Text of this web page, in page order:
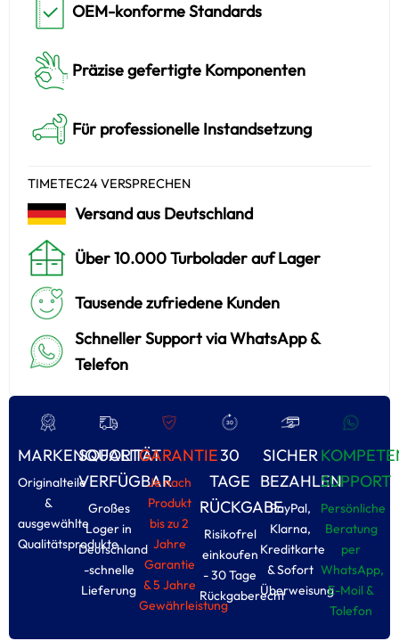
OEM-konforme Standards
Präzise gefertigte Komponenten
Für professionelle Instandsetzung
TIMETEC24 VERSPRECHEN
Versand aus Deutschland
Über 10.000 Turbolader auf Lager
Tausende zufriedene Kunden
Schneller Support via WhatsApp &
Telefon
MARKENQUALITÄT
Originalteile
&
ausgewählte
Qualitätsprodukte
SOFORT
VERFÜGBAR
Großes
Loger in
Deutschland
-schnelle
Lieferung
GARANTIE
Je nach
Produkt
bis zu 2
Jahre
Garantie
& 5 Jahre
Gewährleistung
30
TAGE
RÜCKGABE
Risikofrel
einkoufen
- 30 Tage
Rückgaberecht
SICHER
BEZAHLEN
PayPal,
Klarna,
Kreditkarte
& Sofort
Überweisung
SUPPORT
Persönliche
Beratung
per
WhatsApp,
E-Moil &
Tolefon